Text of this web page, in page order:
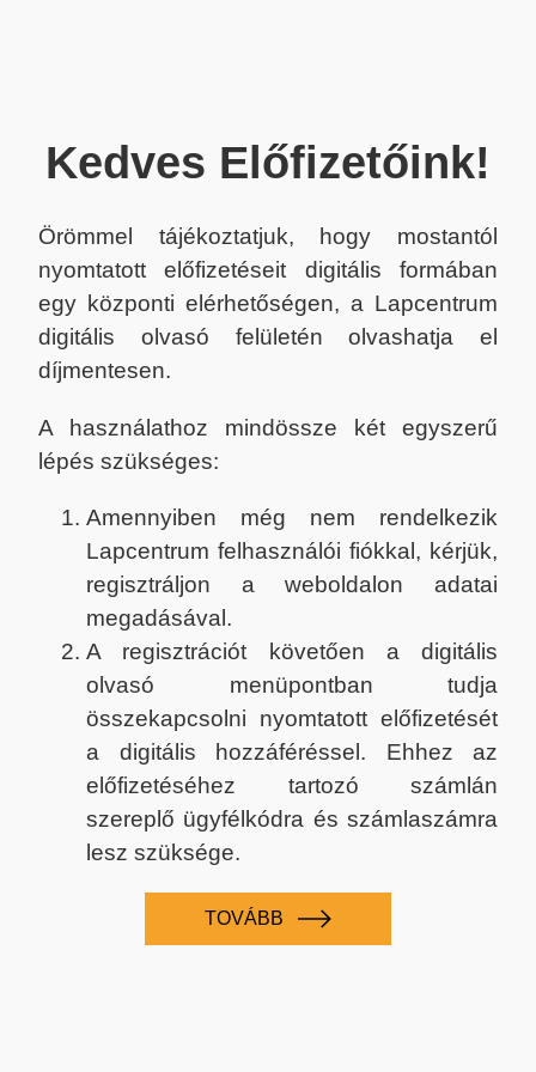
Kedves Előfizetőink!
Örömmel tájékoztatjuk, hogy mostantól
nyomtatott előfizetéseit digitális formában
egy központi elérhetőségen, a Lapcentrum
digitális olvasó felületén olvashatja el
díjmentesen.
A használathoz mindössze két egyszerű
lépés szükséges:
Amennyiben még nem rendelkezik
Lapcentrum felhasználói fiókkal, kérjük,
regisztráljon a weboldalon adatai
megadásával.
A regisztrációt követően a digitális
olvasó menüpontban tudja
összekapcsolni nyomtatott előfizetését
a digitális hozzáféréssel. Ehhez az
előfizetéséhez tartozó számlán
szereplő ügyfélkódra és számlaszámra
lesz szüksége.
TOVÁBB